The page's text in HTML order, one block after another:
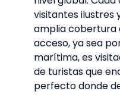
visitantes ilustres
amplia cobertura
acceso, ya sea
marítima, es
de turistas que
perfecto donde